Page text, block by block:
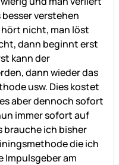
verstehen
nicht, man löst
dann beginnt erst
kann der
dann wieder das
usw. Dies kostet
aber dennoch sofort
immer sofort auf
brauche ich bisher
die ich
Impulsgeber am